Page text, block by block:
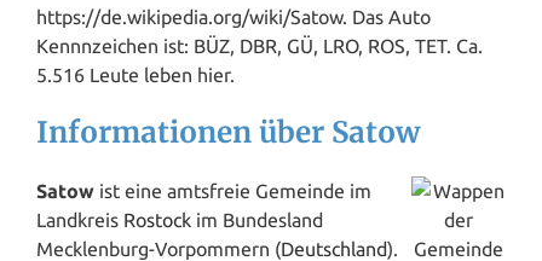
https://de.wikipedia.org/wiki/Satow. Das Auto
Kennnzeichen ist: BÜZ, DBR, GÜ, LRO, ROS, TET. Ca.
5.516 Leute leben hier.
Informationen über Satow
Satow ist eine amtsfreie Gemeinde im
Landkreis Rostock im Bundesland
Mecklenburg-Vorpommern (Deutschland).